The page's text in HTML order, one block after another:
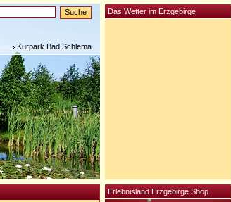
Kurpark Bad Schlema
Erlebnisland Erzgebirge Shop
Das Wetter im Erzgebirge